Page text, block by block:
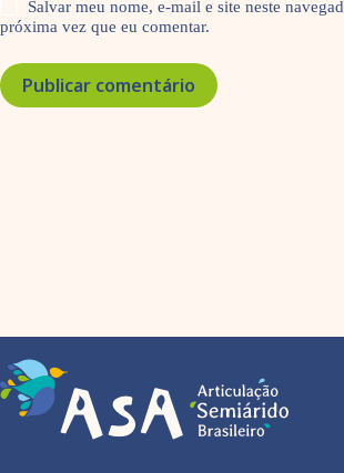
Salvar meu nome, e-mail e site neste
próxima vez que eu comentar.
Publicar comentário